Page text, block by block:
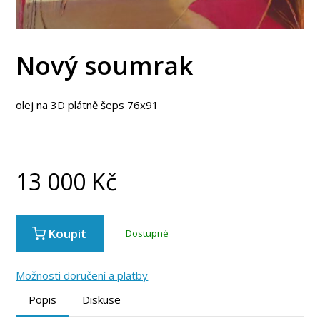
Nový soumrak
olej na 3D plátně šeps 76x91
13 000 Kč
Koupit Dostupné
Možnosti doručení a platby
Popis
Diskuse